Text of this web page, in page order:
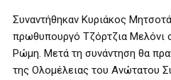
Συναντήθηκαν Κυριάκος
πρωθυπουργό Τζόρτζια Μελόνι
Ρώμη. Μετά τη συνάντηση θα
της Ολομέλειας του Ανώτατου